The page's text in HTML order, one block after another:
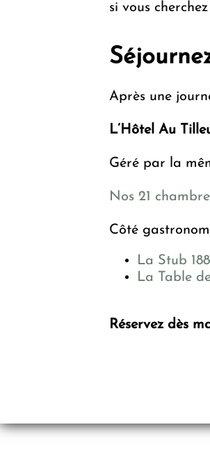
si vous
Après une
L’Hôtel Au
Géré par la
Nos 21
Côté
La Stub
La Table
Réservez dès